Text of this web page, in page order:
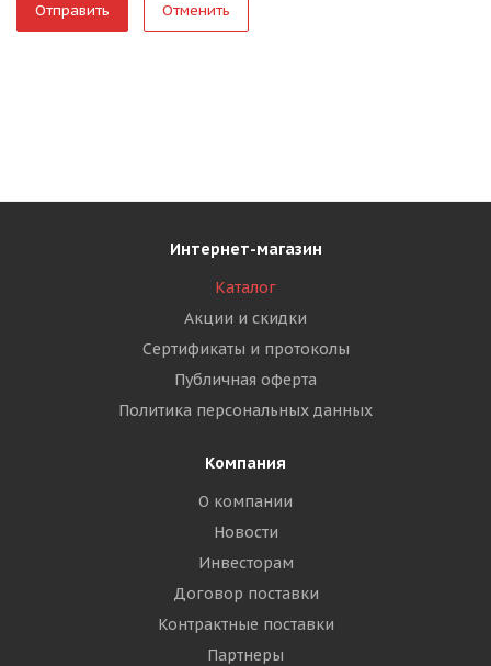
Отменить
Интернет-магазин
Каталог
Акции и скидки
Сертификаты и протоколы
Публичная оферта
Политика персональных данных
Компания
О компании
Новости
Инвесторам
Договор поставки
Контрактные поставки
Партнеры